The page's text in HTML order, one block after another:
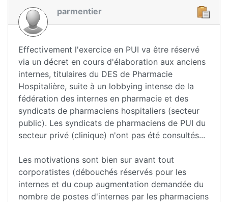
parmentier
Effectivement l'exercice en PUI va être réservé
via un décret en cours d'élaboration aux anciens
internes, titulaires du DES de Pharmacie
Hospitalière, suite à un lobbying intense de la
fédération des internes en pharmacie et des
syndicats de pharmaciens hospitaliers (secteur
public). Les syndicats de pharmaciens de PUI du
secteur privé (clinique) n'ont pas été consultés...
Les motivations sont bien sur avant tout
corporatistes (débouchés réservés pour les
internes et du coup augmentation demandée du
nombre de postes d'internes par les pharmaciens